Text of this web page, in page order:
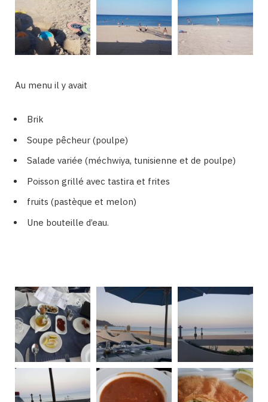
Au menu il y avait
Brik
Soupe pêcheur (poulpe)
Salade variée (méchwiya, tunisienne et de poulpe)
Poisson grillé avec tastira et frites
fruits (pastèque et melon)
Une bouteille d’eau.